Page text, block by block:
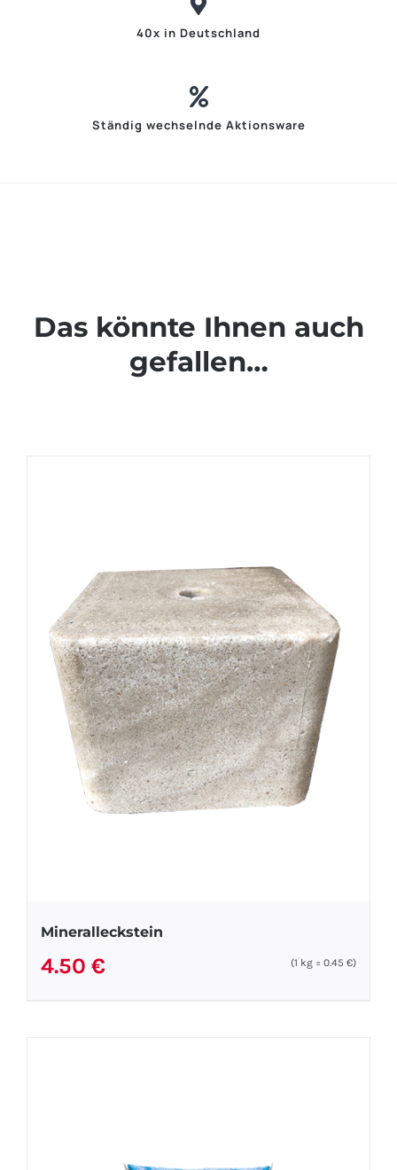
40x in Deutschland
Ständig wechselnde Aktionsware
Das könnte Ihnen auch
gefallen…
Mineralleckstein
4.50 € (1 kg =0.45€)